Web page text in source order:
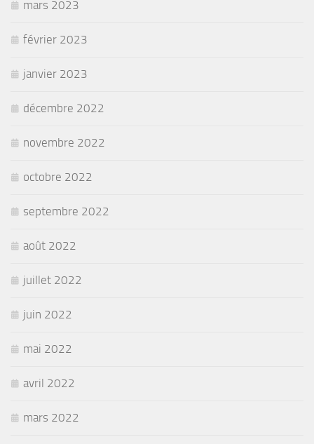
mars 2023
février 2023
janvier 2023
décembre 2022
novembre 2022
octobre 2022
septembre 2022
août 2022
juillet 2022
juin 2022
mai 2022
avril 2022
mars 2022